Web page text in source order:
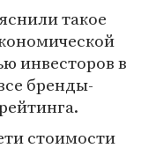
такое
инвесторов в
бренды-
стоимости